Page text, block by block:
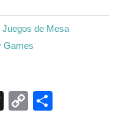
Juegos de Mesa
Games
Threads
Copy